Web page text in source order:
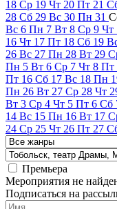
18 Ср 19 Чт 20 Пт 21
28 Сб 29 Вс 30 Пн 31
Вс 6 Пн 7 Вт 8 Ср 9 Чт
16 Чт 17 Пт 18 Сб 19
26 Вс 27 Пн 28 Вт 29
Пн 5 Вт 6 Ср 7 Чт 8 Пт
Пт 16 Сб 17 Вс 18 Пн
Пн 26 Вт 27 Ср 28 Чт
Вт 3 Ср 4 Чт 5 Пт 6 Сб
14 Вс 15 Пн 16 Вт 17
24 Ср 25 Чт 26 Пт 27
Премьера
Мероприятия не
Подписаться на